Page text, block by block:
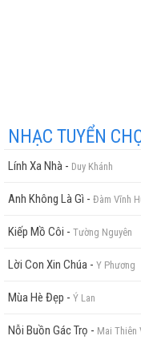
NHẠC TUYỂN
Lính Xa Nhà - Duy Khánh
Anh Không Là Gì - Đàm Vĩnh
Kiếp Mồ Côi - Tường Nguyên
Lời Con Xin Chúa - Y Phương
Mùa Hè Đẹp - Ý Lan
Nỗi Buồn Gác Trọ - Mai Thiên